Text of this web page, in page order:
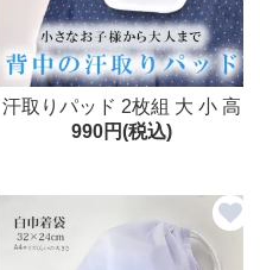
汗取りパッド 2枚組 大 小 高
島ちぢみ 大人 ベビー 背中
ー クレープ 綿100％ ホワイ
ト アイボリー 日本製
990円(税込)